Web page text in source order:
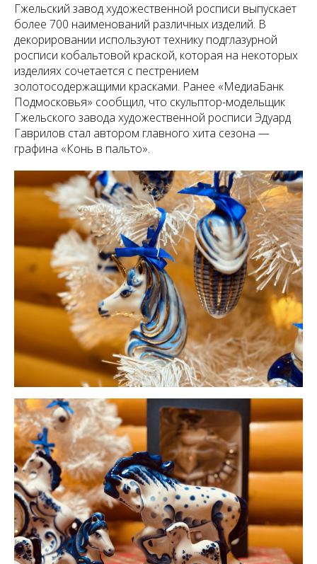
Гжельский завод художественной росписи выпускает
более 700 наименований различных изделий. В
декорировании используют технику подглазурной
росписи кобальтовой краской, которая на некоторых
изделиях сочетается с пестрением
золотосодержащими красками. Ранее «МедиаБанк
Подмосковья» сообщил, что скульптор-модельщик
Гжельского завода художественной росписи Эдуард
Гаврилов стал автором главного хита сезона —
графина «Конь в пальто».